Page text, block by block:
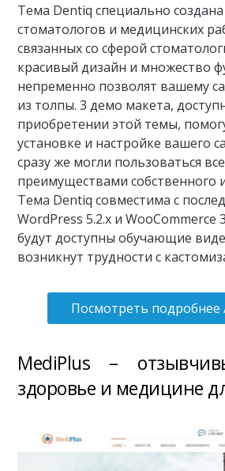
Тема Dentiq специально создана
стоматологов и медицинских
связанных со сферой
красивый дизайн и множество
непременно позволят вашему
из толпы. 3 демо макета,
приобретении этой темы,
установке и настройке вашего
сразу же могли пользоваться
преимуществами собственного
Тема Dentiq совместима с
WordPress 5.2.x и WooCommerce
будут доступны обучающие
возникнут трудности с
Посмотреть подробнее
MediPlus –
здоровье и медицине